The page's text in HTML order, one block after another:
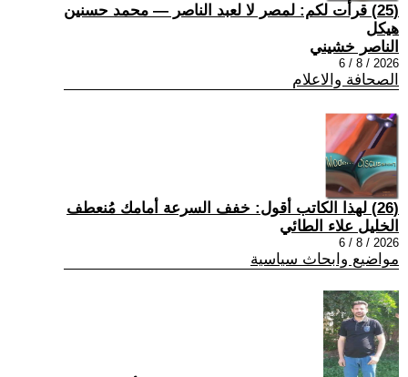
(25) قرأت لكم: لمصر لا لعبد الناصر — محمد حسنين
هيكل
الناصر خشيني
2026 / 8 / 6
الصحافة والاعلام
(26) لهذا الكاتب أقول: خفف السرعة أمامك مُنعطف
الخليل علاء الطائي
2026 / 8 / 6
مواضيع وابحاث سياسية